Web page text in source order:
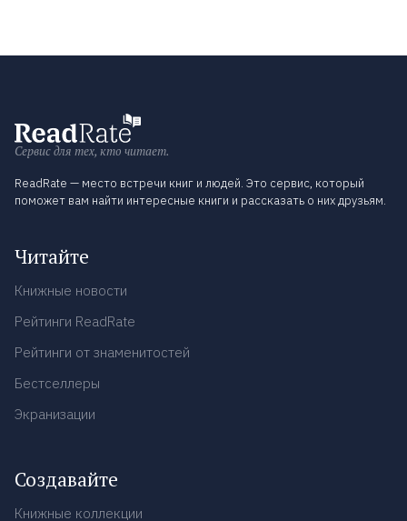
Сервис для тех, кто читает.
ReadRate — место встречи книг и людей. Это сервис, который
поможет вам найти интересные книги и рассказать о них друзьям.
Читайте
Книжные новости
Рейтинги ReadRate
Рейтинги от знаменитостей
Бестселлеры
Экранизации
Создавайте
Книжные коллекции